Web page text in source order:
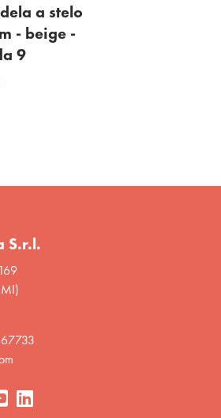
- candela a stelo
- 23cm - rosa
- confezione da 9
S.r.l.